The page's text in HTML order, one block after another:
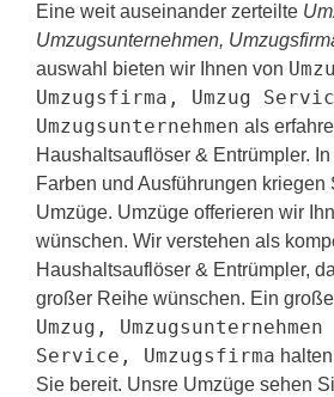
Eine weit auseinander zerteilte
Umzugsunternehmen,
auswahl bieten wir Ihnen von
Umzugsfirma, Umzug
Umzugsunternehmen als
Haushaltsauflöser & Entrümpler.
Farben und Ausführungen kriegen
Umzüge. Umzüge offerieren wir
wünschen. Wir verstehen als
Haushaltsauflöser & Entrümpler,
großer Reihe wünschen. Ein
Umzug,
Service, Umzugsfirma
Sie bereit. Unsre Umzüge sehen